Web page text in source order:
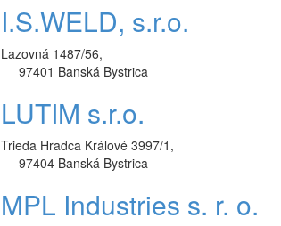
I.S.WELD, s.r.o.
Lazovná 1487/56,
97401 Banská Bystrica
LUTIM s.r.o.
Trieda Hradca Králové 3997/1,
97404 Banská Bystrica
MPL Industries s. r. o.